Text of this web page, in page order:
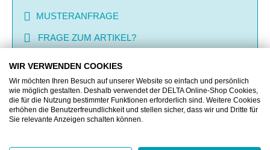
MUSTERANFRAGE
FRAGE ZUM ARTIKEL?
BESCHREIBUNG
ZUSATZINFORMATIONEN
WIR VERWENDEN COOKIES
Wir möchten Ihren Besuch auf unserer Website so einfach und persönlich
wie möglich gestalten. Deshalb verwendet der DELTA Online-Shop Cookies,
die für die Nutzung bestimmter Funktionen erforderlich sind. Weitere Cookies
erhöhen die Benutzerfreundlichkeit und stellen sicher, dass wir und Dritte für
Sie relevante Anzeigen schalten können.